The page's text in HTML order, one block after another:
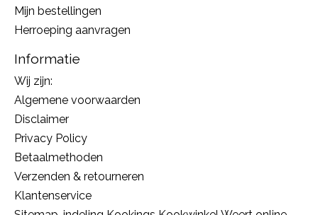
Mijn bestellingen
Herroeping aanvragen
Informatie
Wij zijn:
Algemene voorwaarden
Disclaimer
Privacy Policy
Betaalmethoden
Verzenden & retourneren
Klantenservice